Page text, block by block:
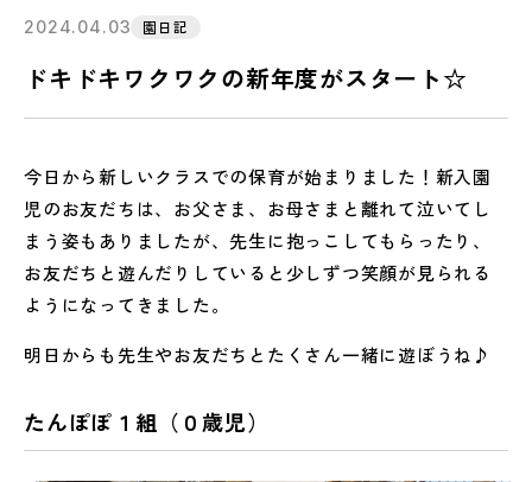
2024.04.03 園日記
ドキドキワクワクの新年度がスタート☆
今日から新しいクラスでの保育が始まりました！新入園
児のお友だちは、お父さま、お母さまと離れて泣いてし
まう姿もありましたが、先生に抱っこしてもらったり、
お友だちと遊んだりしていると少しずつ笑顔が見られる
ようになってきました。
明日からも先生やお友だちとたくさん一緒に遊ぼうね♪
たんぽぽ１組（０歳児）